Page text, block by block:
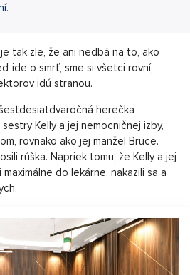
tak zle, že ani nedbá na to, ako
ide o smrť, sme si všetci rovní,
idú stranou.
herečka
Kelly a jej nemocničnej izby,
rovnako ako jej manžel Bruce.
rúška. Napriek tomu, že Kelly a jej
do lekárne, nakazili sa a